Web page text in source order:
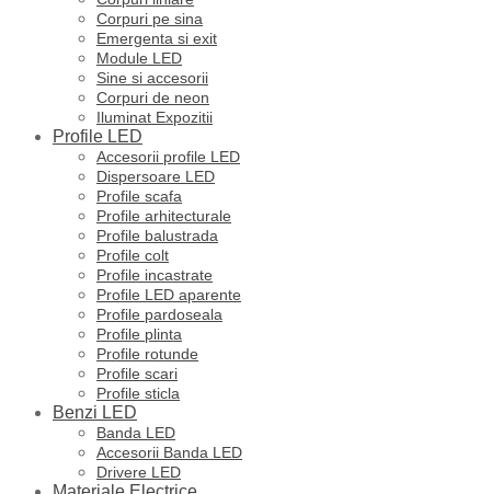
Corpuri pe sina
Emergenta si exit
Module LED
Sine si accesorii
Corpuri de neon
Iluminat Expozitii
Profile LED
Accesorii profile LED
Dispersoare LED
Profile scafa
Profile arhitecturale
Profile balustrada
Profile colt
Profile incastrate
Profile LED aparente
Profile pardoseala
Profile plinta
Profile rotunde
Profile scari
Profile sticla
Benzi LED
Banda LED
Accesorii Banda LED
Drivere LED